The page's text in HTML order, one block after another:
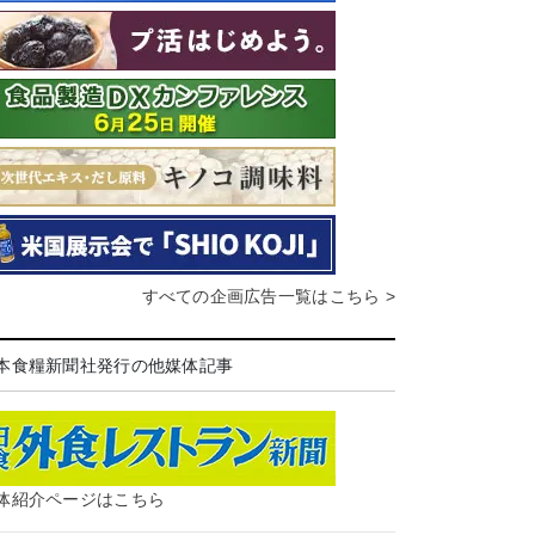
すべての企画広告一覧はこちら >
食糧新聞社発行の他媒体記事
紹介ページはこちら